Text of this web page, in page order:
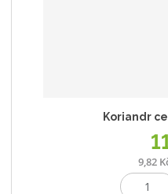
Koriandr
9,82